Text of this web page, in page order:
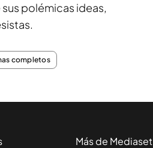
polémicas ideas,
completos
Más de Mediaset